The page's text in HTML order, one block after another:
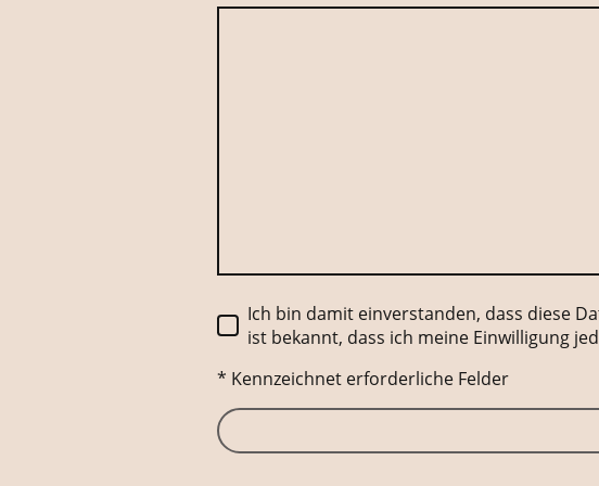
Ich bin damit einverstanden, dass diese
ist bekannt, dass ich meine Einwilligung
* Kennzeichnet erforderliche Felder